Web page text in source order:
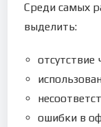
Среди самых
выделить:
отсутствие
ошибки в